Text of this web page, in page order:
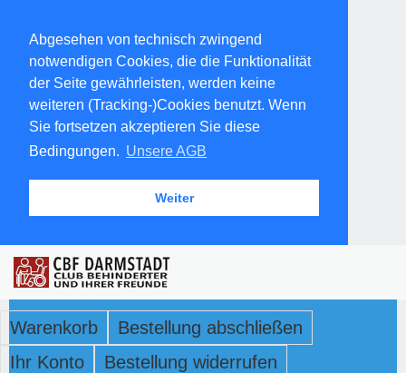
Abgesehen von technisch zwingend
notwendigen Cookies, die die Funktionalität
der Seite gewährleisten, werden keine
weiteren (Tracking-)Cookies benutzt. Wenn
Sie fortsetzen akzeptieren Sie diese
Bedingungen. Unsere AGB
Weiter
Warenkorb
Bestellung abschließen
Ihr Konto
Bestellung widerrufen